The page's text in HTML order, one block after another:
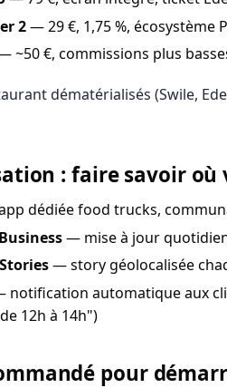
2— 29 €, 1,75 %, écosystème
~50 €, commissions plus
dématérialisés (Swile,
: faire savoir où
dédiée food trucks,
— mise à jour
— story géolocalisée
notification automatique aux
12h à 14h")
pour